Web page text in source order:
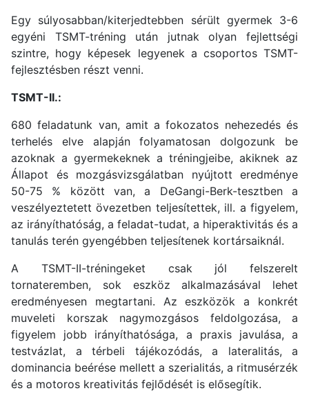
Egy súlyosabban/kiterjedtebben sérült gyermek 3-6
egyéni TSMT-tréning után jutnak olyan fejlettségi
szintre, hogy képesek legyenek a csoportos TSMT-
fejlesztésben részt venni.
TSMT-II.:
680 feladatunk van, amit a fokozatos nehezedés és
terhelés elve alapján folyamatosan dolgozunk be
azoknak a gyermekeknek a tréningjeibe, akiknek az
Állapot és mozgásvizsgálatban nyújtott eredménye
50-75 % között van, a DeGangi-Berk-tesztben a
veszélyeztetett övezetben teljesítettek, ill. a figyelem,
az irányíthatóság, a feladat-tudat, a hiperaktivitás és a
tanulás terén gyengébben teljesítenek kortársaiknál.
A TSMT-II-tréningeket csak jól felszerelt
tornateremben, sok eszköz alkalmazásával lehet
eredményesen megtartani. Az eszközök a konkrét
muveleti korszak nagymozgásos feldolgozása, a
figyelem jobb irányíthatósága, a praxis javulása, a
testvázlat, a térbeli tájékozódás, a lateralitás, a
dominancia beérése mellett a szerialitás, a ritmusérzék
és a motoros kreativitás fejlődését is elősegítik.